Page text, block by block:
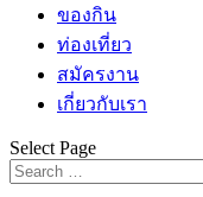
ของกิน
ท่องเที่ยว
สมัครงาน
เกี่ยวกับเรา
Select Page